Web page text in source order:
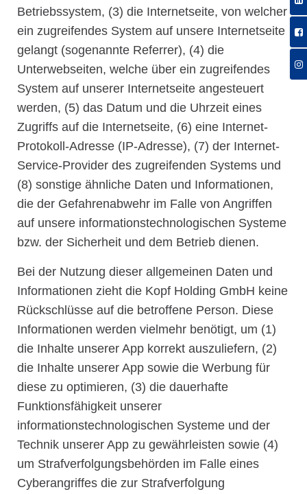
Betriebssystem, (3) die Internetseite, von welcher
ein zugreifendes System auf unsere Internetseite
gelangt (sogenannte Referrer), (4) die
Unterwebseiten, welche über ein zugreifendes
System auf unserer Internetseite angesteuert
werden, (5) das Datum und die Uhrzeit eines
Zugriffs auf die Internetseite, (6) eine Internet-
Protokoll-Adresse (IP-Adresse), (7) der Internet-
Service-Provider des zugreifenden Systems und
(8) sonstige ähnliche Daten und Informationen,
die der Gefahrenabwehr im Falle von Angriffen
auf unsere informationstechnologischen Systeme
bzw. der Sicherheit und dem Betrieb dienen.
Bei der Nutzung dieser allgemeinen Daten und
Informationen zieht die Kopf Holding GmbH keine
Rückschlüsse auf die betroffene Person. Diese
Informationen werden vielmehr benötigt, um (1)
die Inhalte unserer App korrekt auszuliefern, (2)
die Inhalte unserer App sowie die Werbung für
diese zu optimieren, (3) die dauerhafte
Funktionsfähigkeit unserer
informationstechnologischen Systeme und der
Technik unserer App zu gewährleisten sowie (4)
um Strafverfolgungsbehörden im Falle eines
Cyberangriffes die zur Strafverfolgung